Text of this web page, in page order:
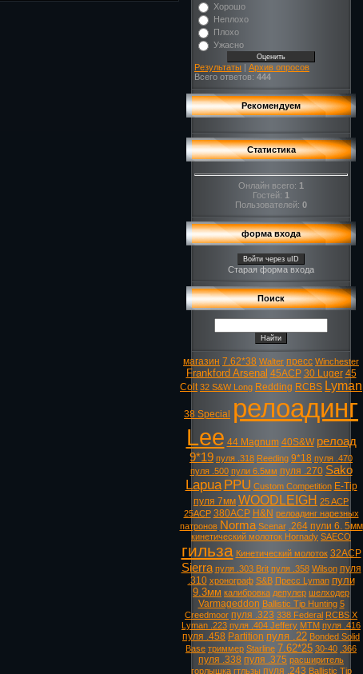
Хорошо
Неплохо
Плохо
Ужасно
Результаты | Архив опросов
Всего ответов: 444
Рекомендуем
Статистика
Онлайн всего: 1
Гостей: 1
Пользователей: 0
форма входа
Войти через uID
Старая форма входа
Поиск
магазин 7.62*38 Walter пресс Winchester
Frankford Arsenal 45ACP 30 Luger 45
Colt 32 S&W Long Redding RCBS Lyman
38 Special релоадинг
Lee 44 Magnum 40S&W релоад
9*19 пуля .318 Reeding 9*18 пуля .470
пуля .500 пули 6.5мм пуля .270 Sako
Lapua PPU Custom Competition E-Tip
пуля 7мм WOODLEIGH 25 ACP
25ACP 380ACP H&N релоадинг нарезных
патронов Norma Scenar .264 пули 6. 5мм
кинетический молоток Hornady SAECO
гильза Кинетический молоток 32ACP
Sierra пуля .303 Brit пуля .358 Wilson пуля
.310 хронограф S&B Пресс Lyman пули
9.3мм калибровка депулер шелходер
Varmageddon Ballistic Tip Hunting 5
Creedmoor пуля .323 338 Federal RCBS X
Lyman .223 пуля .404 Jeffery MTM пуля .416
пуля .458 Partition пуля .22 Bonded Solid
Base триммер Starline 7.62*25 30-40 .366
пуля .338 пуля .375 расширитель
горлышка гтльзы пуля .243 Ballistic Tip